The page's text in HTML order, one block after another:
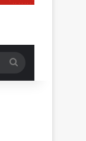
por